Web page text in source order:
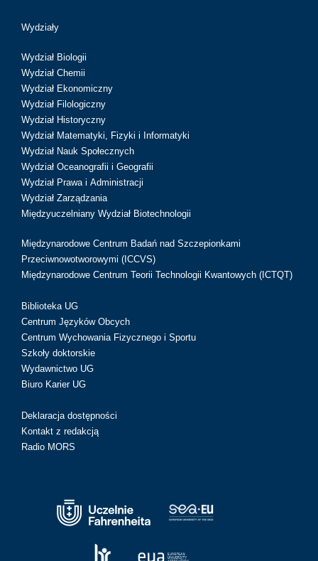
Wydziały
Wydział Biologii
Wydział Chemii
Wydział Ekonomiczny
Wydział Filologiczny
Wydział Historyczny
Wydział Matematyki, Fizyki i Informatyki
Wydział Nauk Społecznych
Wydział Oceanografii i Geografii
Wydział Prawa i Administracji
Wydział Zarządzania
Międzyuczelniany Wydział Biotechnologii
Międzynarodowe Centrum Badań nad Szczepionkami
Przeciwnowotworowymi (ICCVS)
Międzynarodowe Centrum Teorii Technologii Kwantowych (ICTQT)
Biblioteka UG
Centrum Języków Obcych
Centrum Wychowania Fizycznego i Sportu
Szkoły doktorskie
Wydawnictwo UG
Biuro Karier UG
Deklaracja dostępności
Kontakt z redakcją
Radio MORS